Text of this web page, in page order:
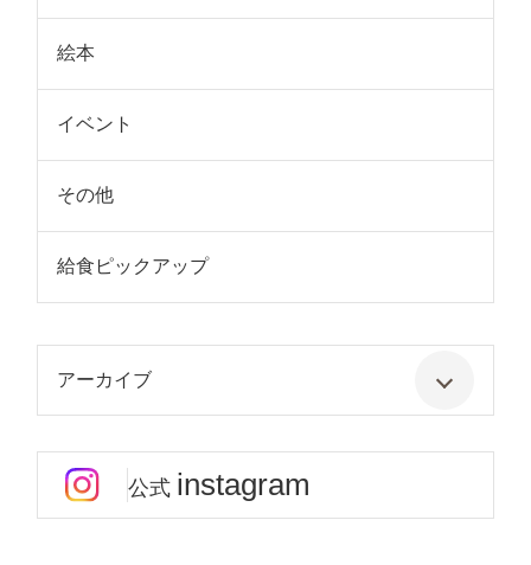
絵本
イベント
その他
給食ピックアップ
アーカイブ
公式 instagram